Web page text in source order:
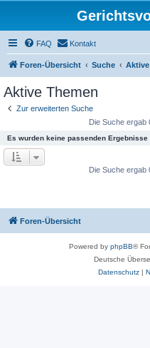
FAQ Kontakt
Foren-Übersicht Suche
Aktive Themen
Zur erweiterten Suche
Die Suche ergab
Es wurden keine passenden Ergebnisse
Die Suche ergab
Foren-Übersicht
Powered by phpBB®
Deutsche
Datenschutz|